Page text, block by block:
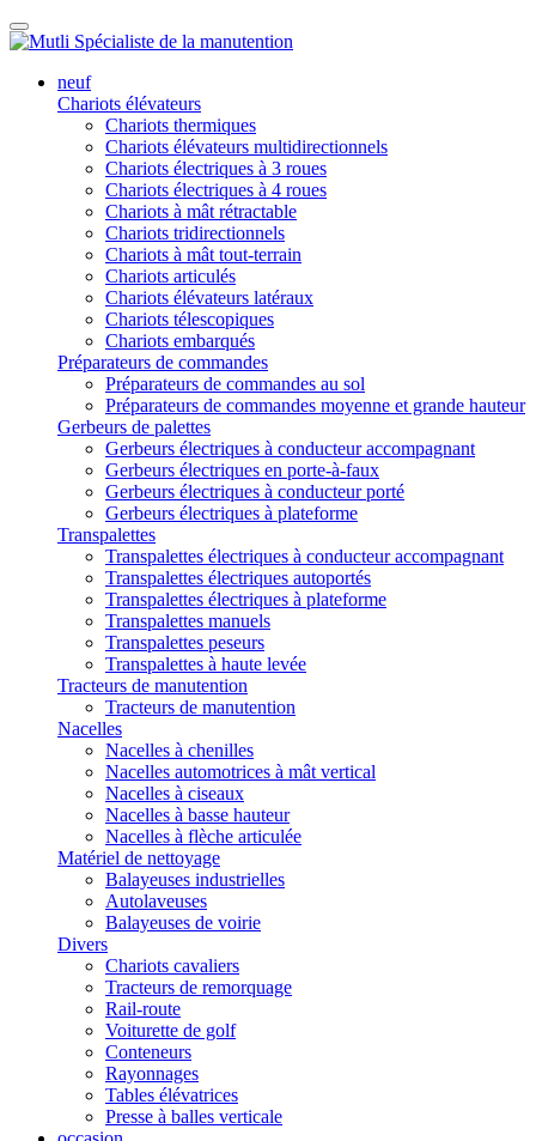
neuf
Chariots élévateurs
Chariots thermiques
Chariots élévateurs multidirectionnels
Chariots électriques à 3 roues
Chariots électriques à 4 roues
Chariots à mât rétractable
Chariots tridirectionnels
Chariots à mât tout-terrain
Chariots articulés
Chariots élévateurs latéraux
Chariots télescopiques
Chariots embarqués
Préparateurs de commandes
Préparateurs de commandes au sol
Préparateurs de commandes moyenne et grande hauteur
Gerbeurs de palettes
Gerbeurs électriques à conducteur accompagnant
Gerbeurs électriques en porte-à-faux
Gerbeurs électriques à conducteur porté
Gerbeurs électriques à plateforme
Transpalettes
Transpalettes électriques à conducteur accompagnant
Transpalettes électriques autoportés
Transpalettes électriques à plateforme
Transpalettes manuels
Transpalettes peseurs
Transpalettes à haute levée
Tracteurs de manutention
Tracteurs de manutention
Nacelles
Nacelles à chenilles
Nacelles automotrices à mât vertical
Nacelles à ciseaux
Nacelles à basse hauteur
Nacelles à flèche articulée
Matériel de nettoyage
Balayeuses industrielles
Autolaveuses
Balayeuses de voirie
Divers
Chariots cavaliers
Tracteurs de remorquage
Rail-route
Voiturette de golf
Conteneurs
Rayonnages
Tables élévatrices
Presse à balles verticale